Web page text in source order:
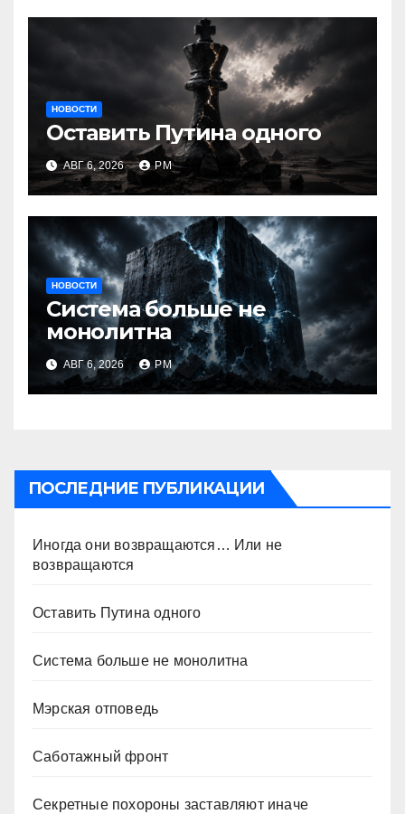
НОВОСТИ
Оставить Путина одного
АВГ 6, 2026 РМ
НОВОСТИ
Система больше не
монолитна
АВГ 6, 2026 РМ
ПОСЛЕДНИЕ ПУБЛИКАЦИИ
Иногда они возвращаются… Или не
возвращаются
Оставить Путина одного
Система больше не монолитна
Мэрская отповедь
Саботажный фронт
Секретные похороны заставляют иначе